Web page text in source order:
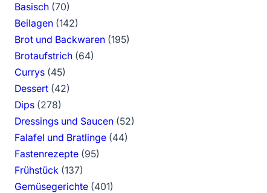
Basisch(70)
Beilagen(142)
Brot und Backwaren(195)
Brotaufstrich(64)
Currys(45)
Dessert(42)
Dips(278)
Dressings und Saucen(52)
Falafel und Bratlinge(44)
Fastenrezepte(95)
Frühstück (137)
Gemüsegerichte(401)